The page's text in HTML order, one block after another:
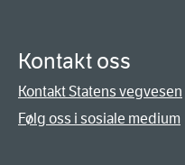
Kontakt oss
Kontakt Statens vegvesen
Følg oss i sosiale medium